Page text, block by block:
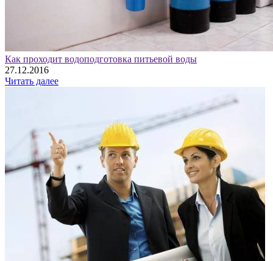
Как проходит водоподготовка питьевой воды
27.12.2016
Читать далее